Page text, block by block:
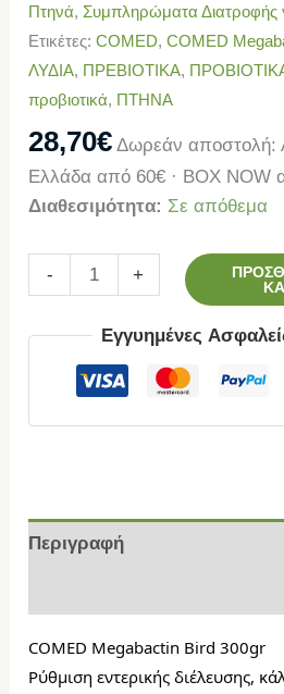
Πτηνά, Συμπληρώματα Διατροφής
Ετικέτες:COMED,COMED
ΛΥΔΙΑ, ΠΡΕΒΙΟΤΙΚΑ,
προβιοτικά, ΠΤΗΝΑ
28,70€ Δωρεάν αποστολή:
Ελλάδα από 60€ · BOX NOW
Διαθεσιμότητα: Σε απόθεμα
- +
Εγγυημένες
Περιγραφή
COMED Megabactin Bird 300gr
Ρύθμιση εντερικής διέλευσης,